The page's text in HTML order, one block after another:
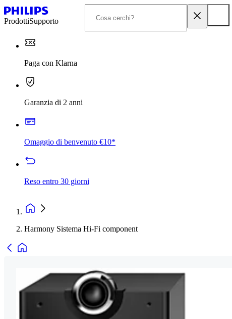
ProdottiSupporto
Paga con Klarna
Garanzia di 2 anni
Omaggio di benvenuto €10*
Reso entro 30 giorni
Harmony Sistema Hi-Fi component